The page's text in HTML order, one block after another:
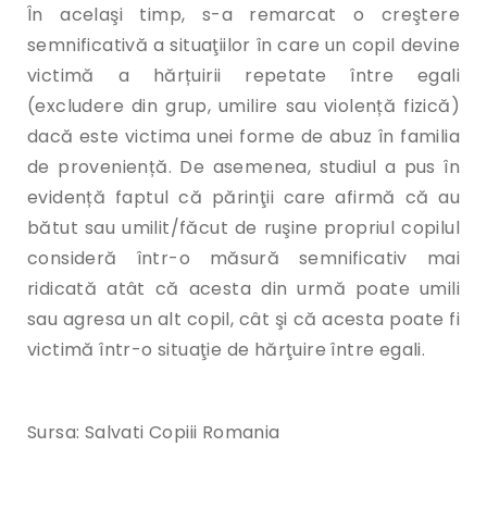
În acelaşi timp, s-a remarcat o creştere
semnificativă a situaţiilor în care un copil devine
victimă a hărțuirii repetate între egali
(excludere din grup, umilire sau violență fizică)
dacă este victima unei forme de abuz în familia
de proveniență. De asemenea, studiul a pus în
evidență faptul că părinţii care afirmă că au
bătut sau umilit/făcut de ruşine propriul copilul
consideră într-o măsură semnificativ mai
ridicată atât că acesta din urmă poate umili
sau agresa un alt copil, cât şi că acesta poate fi
victimă într-o situaţie de hărţuire între egali.
Sursa: Salvati Copiii Romania